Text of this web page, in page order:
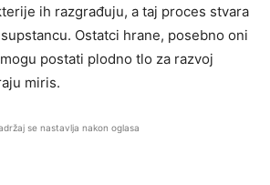
ih razgrađuju, a taj proces stvara
Ostatci hrane, posebno oni
postati plodno tlo za razvoj
miris.
se nastavlja nakon oglasa